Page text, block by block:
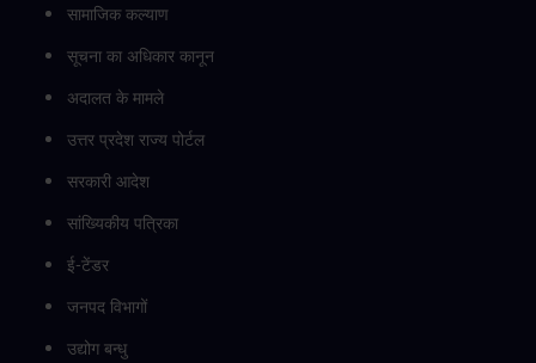
सामाजिक कल्याण
सूचना का अधिकार कानून
अदालत के मामले
उत्तर प्रदेश राज्य पोर्टल
सरकारी आदेश
सांख्यिकीय पत्रिका
ई-टेंडर
जनपद विभागों
उद्योग बन्धु